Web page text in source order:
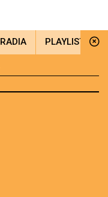
RADIA PLAYLIST